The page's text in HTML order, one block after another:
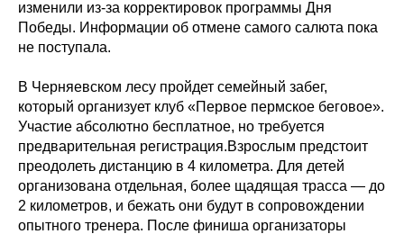
изменили из-за корректировок программы Дня
Победы. Информации об отмене самого салюта пока
не поступала.
В Черняевском лесу пройдет семейный забег,
который организует клуб «Первое пермское беговое».
Участие абсолютно бесплатное, но требуется
предварительная регистрация.Взрослым предстоит
преодолеть дистанцию в 4 километра. Для детей
организована отдельная, более щадящая трасса — до
2 километров, и бежать они будут в сопровождении
опытного тренера. После финиша организаторы